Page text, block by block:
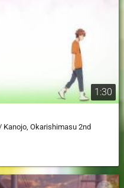
1:30
Okarishimasu 2nd